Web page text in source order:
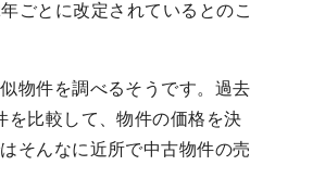
ごとに改定されているとのこ
物件を調べるそうです。過去
を比較して、物件の価格を決
そんなに近所で中古物件の売